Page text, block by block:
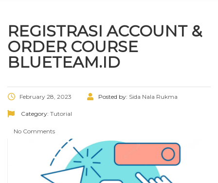
REGISTRASI ACCOUNT &
ORDER COURSE
BLUETEAM.ID
February 28, 2023 Posted by: Sida Nala Rukma
Category: Tutorial
No Comments